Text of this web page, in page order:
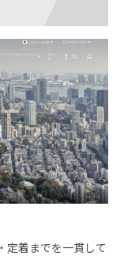
定着までを一貫して